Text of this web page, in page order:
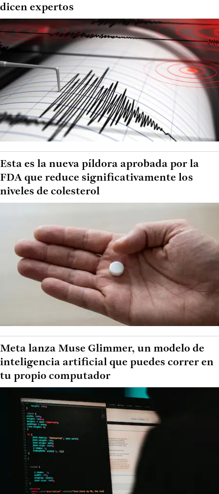
dicen expertos
Esta es la nueva píldora aprobada por la
FDA que reduce significativamente los
niveles de colesterol
Meta lanza Muse Glimmer, un modelo de
inteligencia artificial que puedes correr en
tu propio computador